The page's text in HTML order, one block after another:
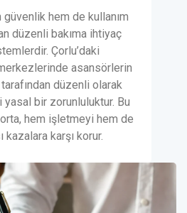
hem de kullanım
düzenli bakıma ihtiyaç
Çorlu’daki
asansörlerin
düzenli olarak
bir zorunluluktur. Bu
hem işletmeyi hem de
kazalara karşı korur.